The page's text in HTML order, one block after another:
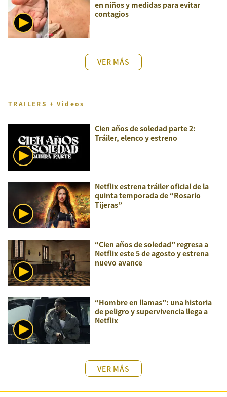
en niños y medidas para evitar
contagios
VER MÁS
TRAILERS + Videos
Cien años de soledad parte 2:
Tráiler, elenco y estreno
Netflix estrena tráiler oficial de la
quinta temporada de “Rosario
Tijeras”
“Cien años de soledad” regresa a
Netflix este 5 de agosto y estrena
nuevo avance
“Hombre en llamas”: una historia
de peligro y supervivencia llega a
Netflix
VER MÁS